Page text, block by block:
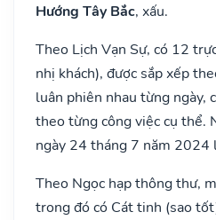
Hướng Tây Bắc, xấu.
Theo Lịch Vạn Sự, có 12
nhị khách), được sắp xếp
luân phiên nhau từng ngày,
theo từng công việc cụ thể.
ngày 24 tháng 7 năm 2024
Theo Ngọc hạp thông thư,
trong đó có Cát tinh (sao